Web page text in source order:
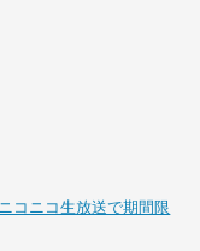
コニコ生放送で期間限